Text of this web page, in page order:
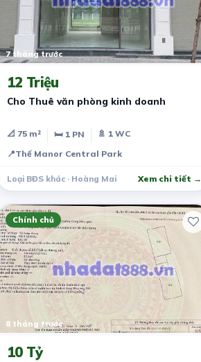
7 tháng trước
12 Triệu
Cho Thuê văn phòng kinh doanh
📐 75 m² 🛏 1 PN
🚿 1 WC
📍Thế Manor Central Park
Loại BĐS khác · Hoàng Mai Xem chi tiết →
Chính chủ
8 tháng trước
10 Tỷ